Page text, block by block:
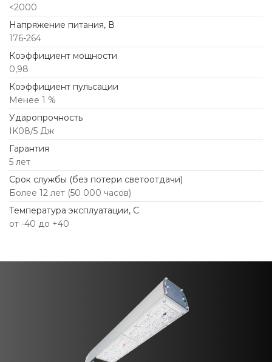
<2000
Напряжение питания, В
176-264
Коэффициент мощности
0,98
Коэффициент пульсации
Менее 1 %
Ударопрочность
IK08/5 Дж
Гарантия
5 лет
Срок службы (без потери светоотдачи)
Более 12 лет (50 000 часов)
Температура эксплуатации, С
от -40 до +40